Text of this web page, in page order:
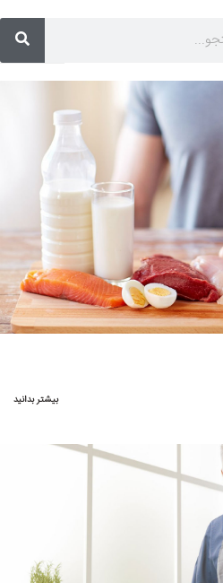
بیشتر بدانید